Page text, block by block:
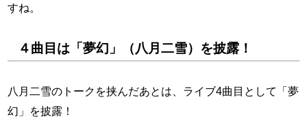
すね。
４曲目は「夢幻」（八月二雪）を披露！
八月二雪のトークを挟んだあとは、ライブ4曲目として「夢
幻」を披露！